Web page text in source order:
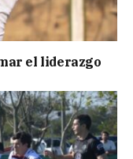
el liderazgo